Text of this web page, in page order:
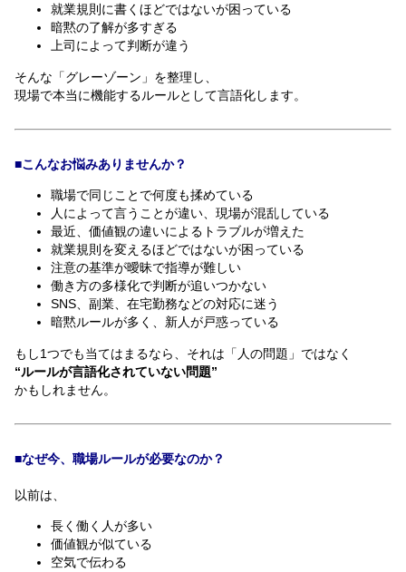
就業規則に書くほどではないが困っている
暗黙の了解が多すぎる
上司によって判断が違う
そんな「グレーゾーン」を整理し、
現場で本当に機能するルールとして言語化します。
■こんなお悩みありませんか？
職場で同じことで何度も揉めている
人によって言うことが違い、現場が混乱している
最近、価値観の違いによるトラブルが増えた
就業規則を変えるほどではないが困っている
注意の基準が曖昧で指導が難しい
働き方の多様化で判断が追いつかない
SNS、副業、在宅勤務などの対応に迷う
暗黙ルールが多く、新人が戸惑っている
もし1つでも当てはまるなら、それは「人の問題」ではなく
“ルールが言語化されていない問題”
かもしれません。
■なぜ今、職場ルールが必要なのか？
以前は、
長く働く人が多い
価値観が似ている
空気で伝わる